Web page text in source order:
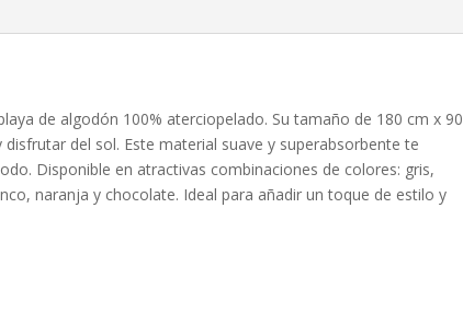
de algodón 100% aterciopelado. Su tamaño de 180 cm x 90
del sol. Este material suave y superabsorbente te
Disponible en atractivas combinaciones de colores: gris,
naranja y chocolate. Ideal para añadir un toque de estilo y